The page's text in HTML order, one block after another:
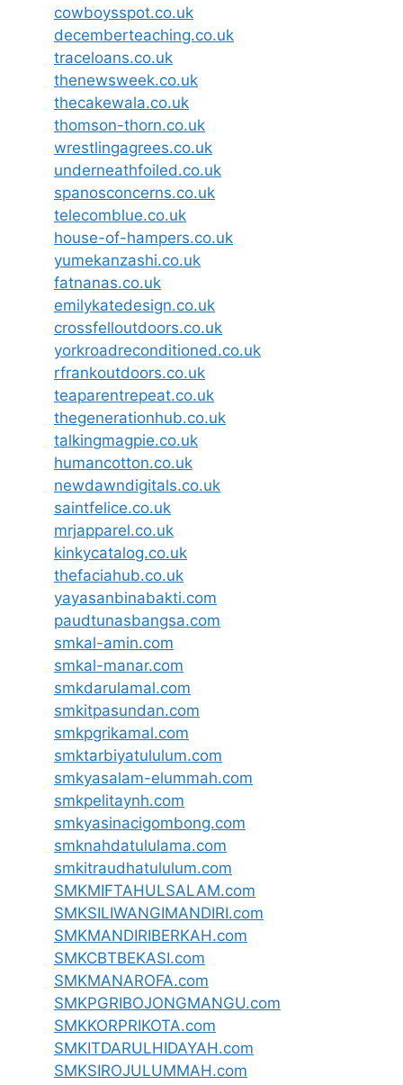
cowboysspot.co.uk
decemberteaching.co.uk
traceloans.co.uk
thenewsweek.co.uk
thecakewala.co.uk
thomson-thorn.co.uk
wrestlingagrees.co.uk
underneathfoiled.co.uk
spanosconcerns.co.uk
telecomblue.co.uk
house-of-hampers.co.uk
yumekanzashi.co.uk
fatnanas.co.uk
emilykatedesign.co.uk
crossfelloutdoors.co.uk
yorkroadreconditioned.co.uk
rfrankoutdoors.co.uk
teaparentrepeat.co.uk
thegenerationhub.co.uk
talkingmagpie.co.uk
humancotton.co.uk
newdawndigitals.co.uk
saintfelice.co.uk
mrjapparel.co.uk
kinkycatalog.co.uk
thefaciahub.co.uk
yayasanbinabakti.com
paudtunasbangsa.com
smkal-amin.com
smkal-manar.com
smkdarulamal.com
smkitpasundan.com
smkpgrikamal.com
smktarbiyatululum.com
smkyasalam-elummah.com
smkpelitaynh.com
smkyasinacigombong.com
smknahdatululama.com
smkitraudhatululum.com
SMKMIFTAHULSALAM.com
SMKSILIWANGIMANDIRI.com
SMKMANDIRIBERKAH.com
SMKCBTBEKASI.com
SMKMANAROFA.com
SMKPGRIBOJONGMANGU.com
SMKKORPRIKOTA.com
SMKITDARULHIDAYAH.com
SMKSIROJULUMMAH.com